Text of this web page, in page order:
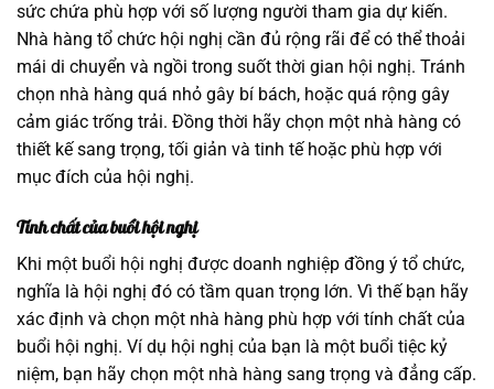
sức chứa phù hợp với số lượng người tham gia dự kiến.
Nhà hàng tổ chức hội nghị cần đủ rộng rãi để có thể thoải
mái di chuyển và ngồi trong suốt thời gian hội nghị. Tránh
chọn nhà hàng quá nhỏ gây bí bách, hoặc quá rộng gây
cảm giác trống trải. Đồng thời hãy chọn một nhà hàng có
thiết kế sang trọng, tối giản và tinh tế hoặc phù hợp với
mục đích của hội nghị.
Tính chất của buổi hội nghị
Khi một buổi hội nghị được doanh nghiệp đồng ý tổ chức,
nghĩa là hội nghị đó có tầm quan trọng lớn. Vì thế bạn hãy
xác định và chọn một nhà hàng phù hợp với tính chất của
buổi hội nghị. Ví dụ hội nghị của bạn là một buổi tiệc kỷ
niệm, bạn hãy chọn một nhà hàng sang trọng và đẳng cấp.